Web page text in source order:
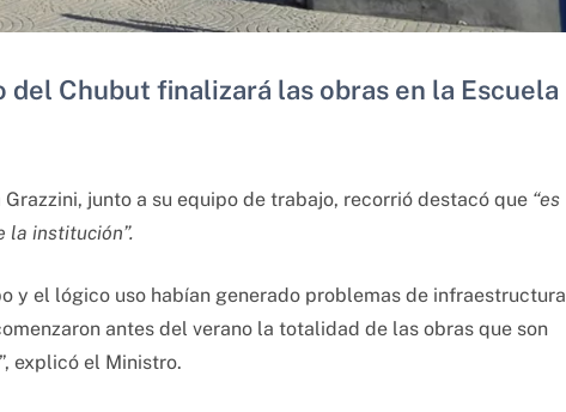
Chubut finalizará las obras en la Escuela
junto a su equipo de trabajo, recorrió destacó que “es
la institución”.
y el lógico uso habían generado problemas de infraestructura
antes del verano la totalidad de las obras que son
explicó el Ministro.